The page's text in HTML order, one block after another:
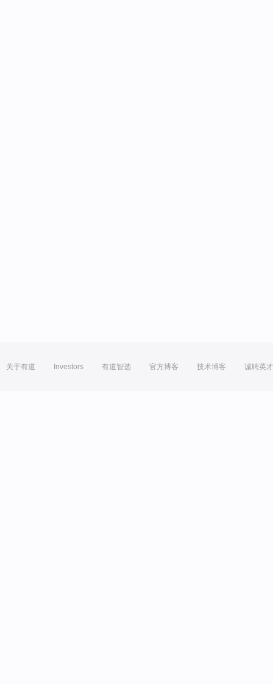
关于有道 Investors 有道智选 官方博客 技术博客 诚聘英才